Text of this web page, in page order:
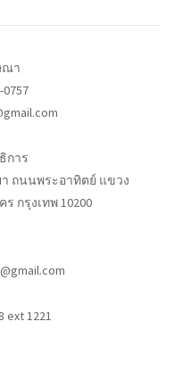
ณา
0757
การ
ถนนพระอาทิตย์ แขวง
กรุงเทพ 10200
ext 1221